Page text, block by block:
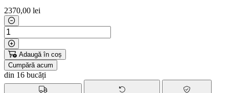
2370,00 lei
Adaugă în coș
Cumpără acum
din 16 bucăți